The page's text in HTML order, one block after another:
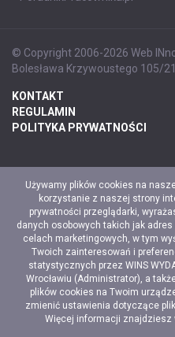
© Copyright 2006-2026 Web
Bolesława Krzywoustego 105/
KONTAKT
REGULAMIN
POLITYKA PRYWATNOŚCI
Używamy plików cookies na
korzystanie z naszej strony
prywatności przeglądarki,
danych osobowych takich jak
celach marketingowych, w tym
Twoich zainteresowań i
statystycznych przez WINS
Wrocławiu (Administrator), a
plików cookies na Twoim
zmienić ustawienia dotyczące
Więcej informacji znajdziesz